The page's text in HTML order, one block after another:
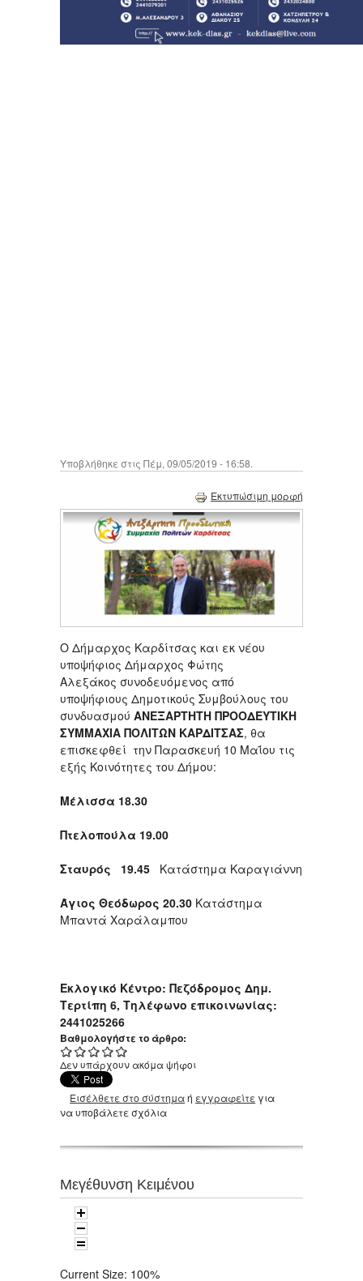
Υποβλήθηκε στις Πέμ, 09/05/2019 - 16:58.
Εκτυπώσιμη μορφή
Ο Δήμαρχος Καρδίτσας και εκ νέου
υποψήφιος Δήμαρχος Φώτης
Αλεξάκος συνοδευόμενος από
υποψήφιους Δημοτικούς Συμβούλους του
συνδυασμού ΑΝΕΞΑΡΤΗΤΗ ΠΡΟΟΔΕΥΤΙΚΗ
ΣΥΜΜΑΧΙΑ ΠΟΛΙΤΩΝ ΚΑΡΔΙΤΣΑΣ, θα
επισκεφθεί την Παρασκευή 10 Μαΐου τις
εξής Κοινότητες του Δήμου:
Μέλισσα 18.30
Πτελοπούλα 19.00
Σταυρός 19.45 Κατάστημα Καραγιάννη
Άγιος Θεόδωρος 20.30 Κατάστημα
Μπαντά Χαράλαμπου
Εκλογικό Κέντρο: Πεζόδρομος Δημ.
Τερτίπη 6, Τηλέφωνο επικοινωνίας:
2441025266
Βαθμολογήστε το άρθρο:
Δεν υπάρχουν ακόμα ψήφοι
Εισέλθετε στο σύστημαή εγγραφείτε για
να υποβάλετε σχόλια
Μεγέθυνση Κειμένου
Current Size: 100%